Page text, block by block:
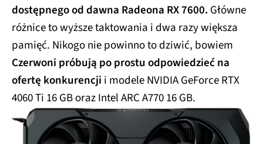
dostępnego od dawna Radeona RX 7600. Główne
różnice to wyższe taktowania i dwa razy większa
pamięć. Nikogo nie powinno to dziwić, bowiem
Czerwoni próbują po prostu odpowiedzieć na
ofertę konkurencji i modele NVIDIA GeForce RTX
4060 Ti 16 GB oraz Intel ARC A770 16 GB.